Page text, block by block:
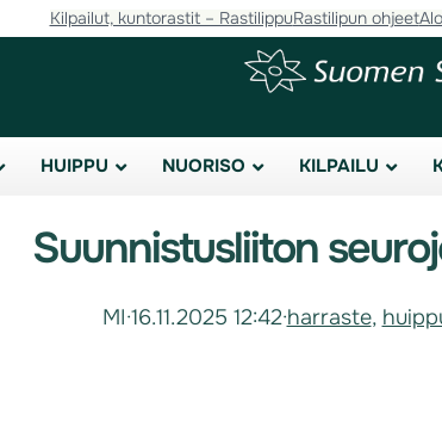
Kilpailut, kuntorastit – RastilippuRastilipun ohjeet
HUIPPU NUORISO KILPAILU
Suunnistusliiton
MI·16.11.2025 12:42·harraste,